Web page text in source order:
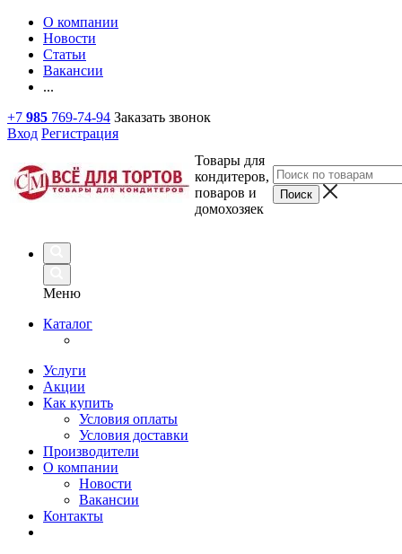
О компании
Новости
Статьи
Вакансии
...
+7 985 769-74-94 Заказать звонок
Вход Регистрация
Товары для
кондитеров,
поваров и
домохозяек
Меню
Каталог
Услуги
Акции
Как купить
Условия оплаты
Условия доставки
Производители
О компании
Новости
Вакансии
Контакты